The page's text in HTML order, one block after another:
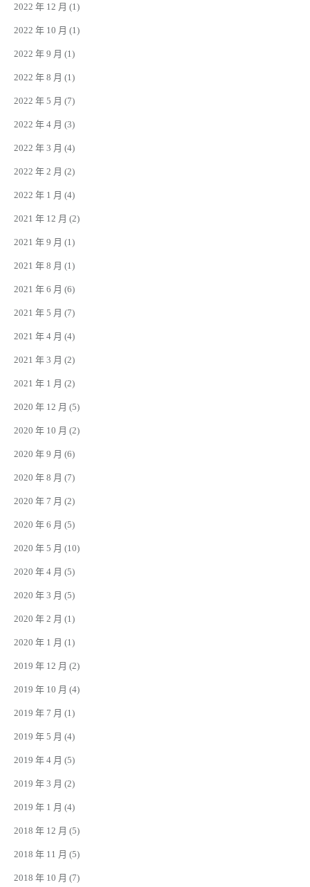
2022 年 12 月 (1)
2022 年 10 月 (1)
2022 年 9 月 (1)
2022 年 8 月 (1)
2022 年 5 月 (7)
2022 年 4 月 (3)
2022 年 3 月 (4)
2022 年 2 月 (2)
2022 年 1 月 (4)
2021 年 12 月 (2)
2021 年 9 月 (1)
2021 年 8 月 (1)
2021 年 6 月 (6)
2021 年 5 月 (7)
2021 年 4 月 (4)
2021 年 3 月 (2)
2021 年 1 月 (2)
2020 年 12 月 (5)
2020 年 10 月 (2)
2020 年 9 月 (6)
2020 年 8 月 (7)
2020 年 7 月 (2)
2020 年 6 月 (5)
2020 年 5 月 (10)
2020 年 4 月 (5)
2020 年 3 月 (5)
2020 年 2 月 (1)
2020 年 1 月 (1)
2019 年 12 月 (2)
2019 年 10 月 (4)
2019 年 7 月 (1)
2019 年 5 月 (4)
2019 年 4 月 (5)
2019 年 3 月 (2)
2019 年 1 月 (4)
2018 年 12 月 (5)
2018 年 11 月 (5)
2018 年 10 月 (7)